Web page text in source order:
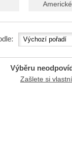
Výběru
Zašlete si